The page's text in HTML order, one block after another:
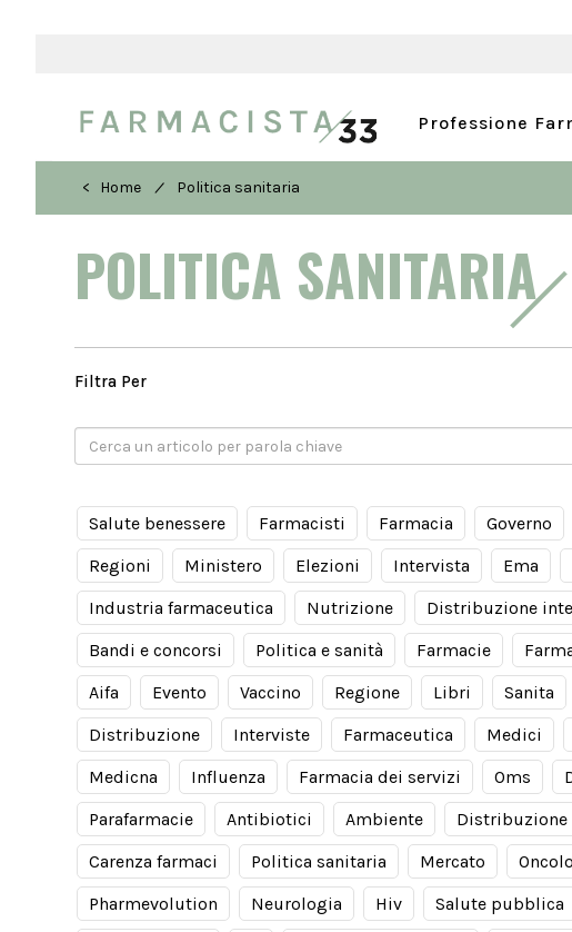
Professione
< Home / Politica sanitaria
POLITICA SANITARIA
Filtra Per
Salute benessere Farmacisti Farmacia Governo
Regioni
Ministero Elezioni Intervista Ema
Industria farmaceutica
Nutrizione Distribuzione
Bandi e concorsi
Politica e sanità Farmacie
Aifa
Evento Vaccino Regione Libri Sanita
Distribuzione
Interviste Farmaceutica Medici
Medicna
Influenza Farmacia dei servizi Oms
Parafarmacie
Antibiotici Ambiente Distribuzione
Carenza farmaci
Politica sanitaria Mercato
Pharmevolution
Neurologia Hiv Salute pubblica